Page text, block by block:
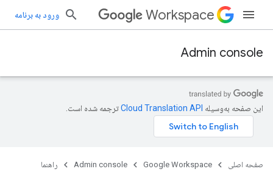
Workspace ورود به برنامه
Admin console
این صفحه به‌وسیله ترجمه شده است.
صفحه اصلی Google Workspace
Admin console راهنما